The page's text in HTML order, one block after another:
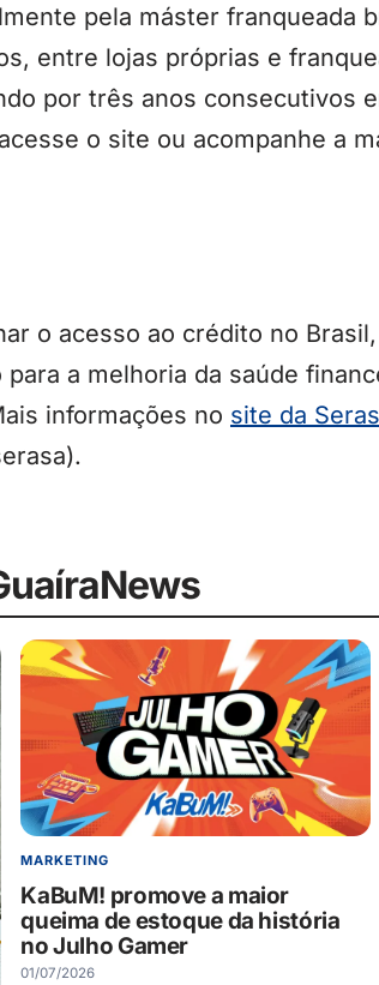
pela máster franqueada
entre lojas próprias e
por três anos consecutivos
o site ou acompanhe a
o acesso ao crédito no
a melhoria da saúde
informações no site da
MARKETING
KaBuM! promove a maior
queima de estoque da história
no Julho Gamer
01/07/2026